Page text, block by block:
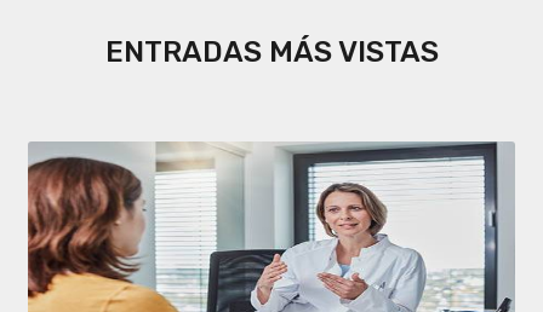
ENTRADAS MÁS VISTAS